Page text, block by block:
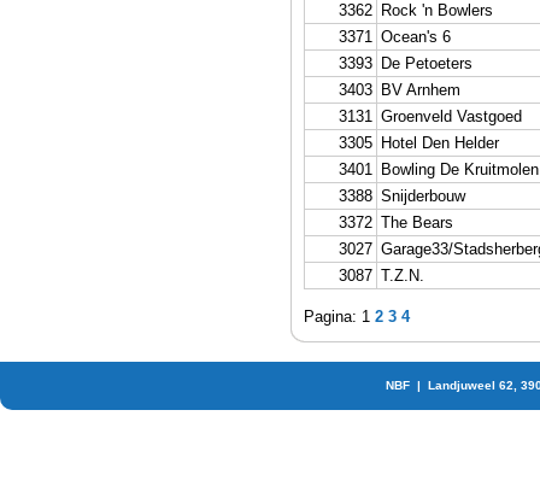
3362 Rock 'n Bowlers
3371 Ocean's 6
3393 De Petoeters
3403 BV Arnhem
3131 Groenveld Vastgoed
3305 Hotel Den Helder
3401 Bowling De Kruitmolen
3388 Snijderbouw
3372 The Bears
3027 Garage33/
3087 T.Z.N.
Pagina: 1 2 3 4
NBF | Landjuweel 62,